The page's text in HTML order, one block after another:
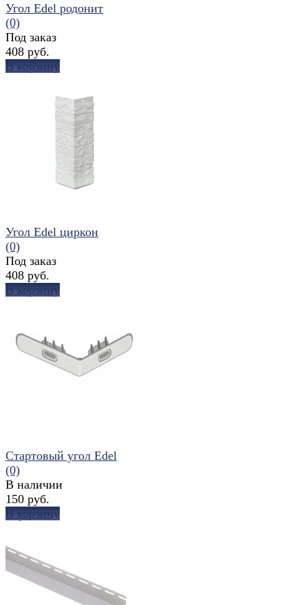
сравнить
Угол Edel родонит
(0)
Под заказ
408 руб.
В корзину
избранное сравнить
Угол Edel циркон
(0)
Под заказ
408 руб.
В корзину
избранное сравнить
Стартовый угол Edel
(0)
В наличии
150 руб.
В корзину